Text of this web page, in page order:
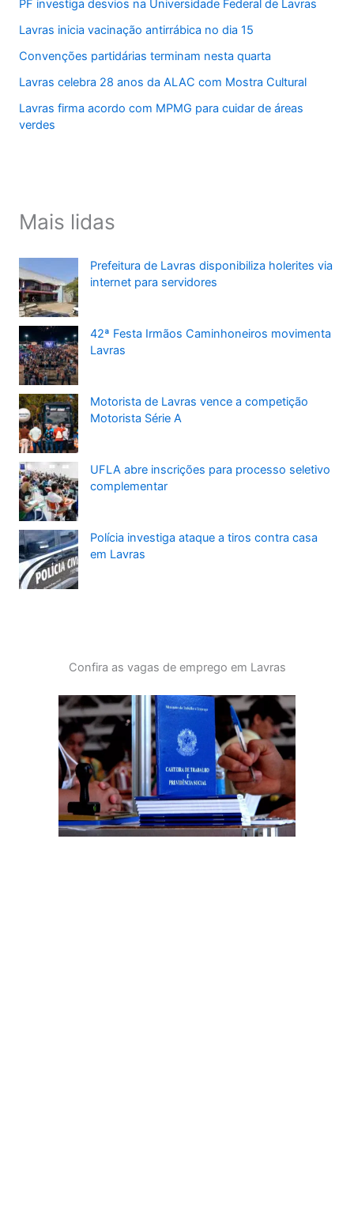
PF investiga desvios na Universidade Federal de Lavras
Lavras inicia vacinação antirrábica no dia 15
Convenções partidárias terminam nesta quarta
Lavras celebra 28 anos da ALAC com Mostra Cultural
Lavras firma acordo com MPMG para cuidar de áreas
verdes
Mais lidas
Prefeitura de Lavras disponibiliza holerites via
internet para servidores
42ª Festa Irmãos Caminhoneiros movimenta
Lavras
Motorista de Lavras vence a competição
Motorista Série A
UFLA abre inscrições para processo seletivo
complementar
Polícia investiga ataque a tiros contra casa
em Lavras
Confira as vagas de emprego em Lavras